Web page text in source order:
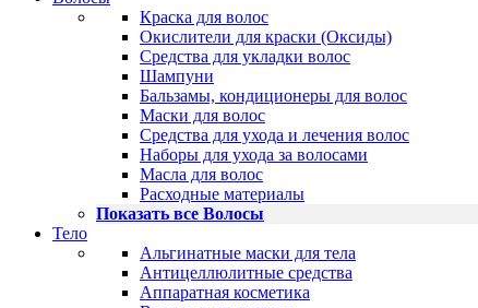
Краска для волос
Окислители для краски (Оксиды)
Средства для укладки волос
Шампуни
Бальзамы, кондиционеры для волос
Маски для волос
Средства для ухода и лечения волос
Наборы для ухода за волосами
Масла для волос
Расходные материалы
Показать все Волосы
Тело
Альгинатные маски для тела
Антицеллюлитные средства
Аппаратная косметика